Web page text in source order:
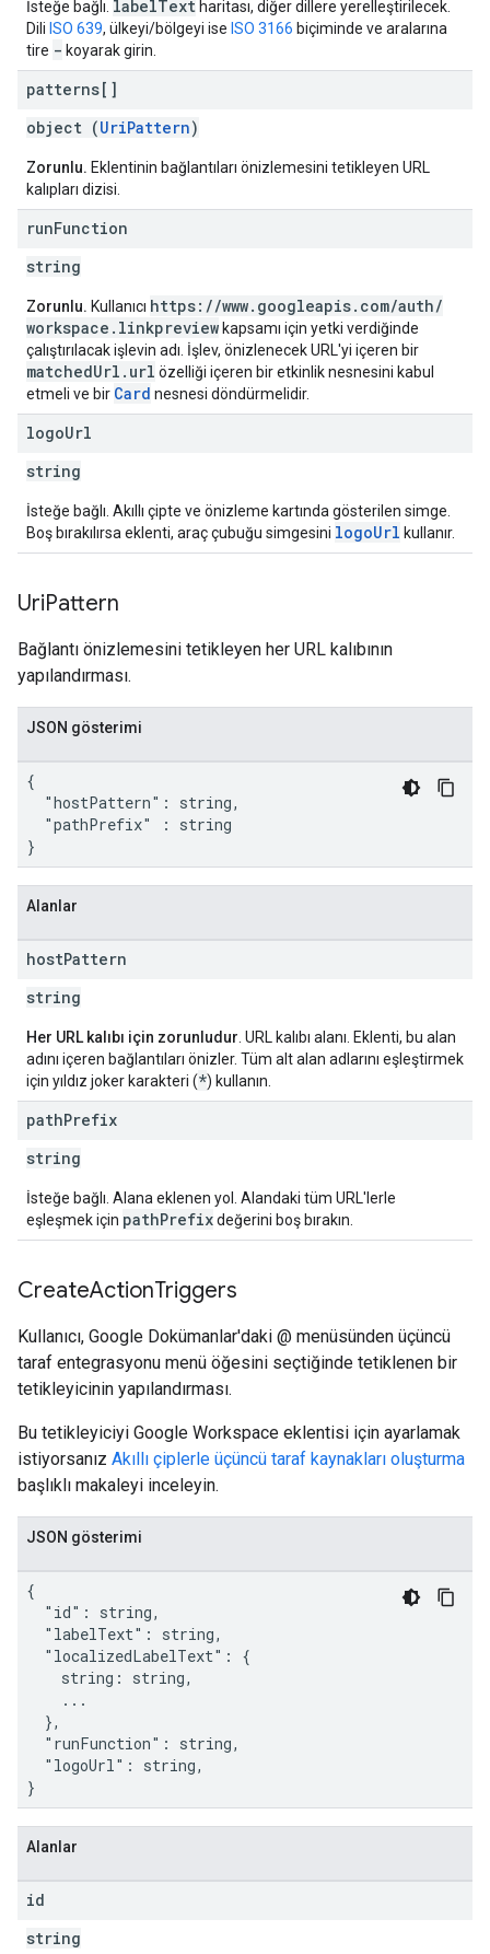
İsteğe bağlı. labelText haritası, diğer dillere yerelleştirilecek.
Dili ISO 639, ülkeyi/bölgeyi ise ISO 3166 biçiminde ve aralarına
tire - koyarak girin.
patterns[]
object (UriPattern)
Zorunlu. Eklentinin bağlantıları önizlemesini tetikleyen URL
kalıpları dizisi.
runFunction
string
Zorunlu. Kullanıcı https: //www. googleapis. com/auth/
workspace . linkpreview kapsamı için yetki verdiğinde
çalıştırılacak işlevin adı. İşlev, önizlenecek URL'yi içeren bir
matchedUrl . url özelliği içeren bir etkinlik nesnesini kabul
etmeli ve bir Card nesnesi döndürmelidir.
logoUrl
string
İsteğe bağlı. Akıllı çipte ve önizleme kartında gösterilen simge.
Boş bırakılırsa eklenti, araç çubuğu simgesini logoUrl kullanır.
UriPattern
Bağlantı önizlemesini tetikleyen her URL kalıbının
yapılandırması.
JSON gösterimi
{
  "hostPattern": string,
  "pathPrefix" : string
}
Alanlar
hostPattern
string
Her URL kalıbı için zorunludur . URL kalıbı alanı. Eklenti, bu alan
adını içeren bağlantıları önizler. Tüm alt alan adlarını eşleştirmek
için yıldız joker karakteri (*) kullanın.
pathPrefix
string
İsteğe bağlı. Alana eklenen yol. Alandaki tüm URL'lerle
eşleşmek için pathPrefixdeğerini boş bırakın.
CreateActionTriggers
Kullanıcı, Google Dokümanlar'daki @ menüsünden üçüncü
taraf entegrasyonu menü öğesini seçtiğinde tetiklenen bir
tetikleyicinin yapılandırması.
Bu tetikleyiciyi Google Workspace eklentisi için ayarlamak
istiyorsanız Akıllı çiplerle üçüncü taraf kaynakları oluşturma
başlıklı makaleyi inceleyin.
JSON gösterimi
{
  "id": string,
  "labelText": string,
  "localizedLabelText": {
    string: string,
    ...
  },
  "runFunction": string,
  "logoUrl": string,
}
Alanlar
id
string